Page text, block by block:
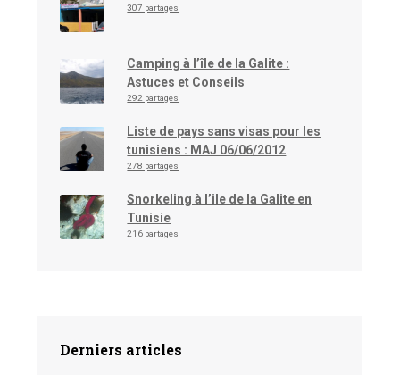
307 partages
Camping à l’île de la Galite :
Astuces et Conseils
292 partages
Liste de pays sans visas pour les
tunisiens : MAJ 06/06/2012
278 partages
Snorkeling à l’ile de la Galite en
Tunisie
216 partages
Derniers articles